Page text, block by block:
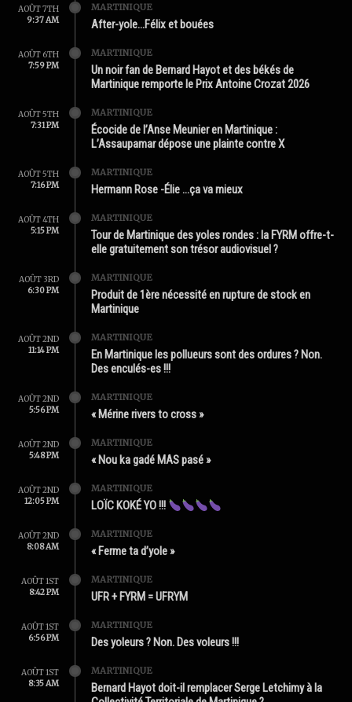
AOÛT 7TH
9:37 AM
MARTINIQUE
After-yole…Félix et bouées
AOÛT 6TH
7:59 PM
MARTINIQUE
Un noir fan de Bernard Hayot et des békés de
Martinique remporte le Prix Antoine Crozat 2026
AOÛT 5TH
7:31 PM
MARTINIQUE
Écocide de l’Anse Meunier en Martinique :
L’Assaupamar dépose une plainte contre X
AOÛT 5TH
7:16 PM
MARTINIQUE
Hermann Rose -Élie …ça va mieux
AOÛT 4TH
5:15 PM
MARTINIQUE
Tour de Martinique des yoles rondes : la FYRM offre-t-
elle gratuitement son trésor audiovisuel ?
AOÛT 3RD
6:30 PM
MARTINIQUE
Produit de 1ère nécessité en rupture de stock en
Martinique
AOÛT 2ND
11:14 PM
MARTINIQUE
En Martinique les pollueurs sont des ordures ? Non.
Des enculés-es !!!
AOÛT 2ND
5:56 PM
MARTINIQUE
« Mérine rivers to cross »
AOÛT 2ND
5:48 PM
MARTINIQUE
« Nou ka gadé MAS pasé »
AOÛT 2ND
12:05 PM
MARTINIQUE
LOÏC KOKÉ YO !!!
AOÛT 2ND
8:08 AM
MARTINIQUE
« Ferme ta d’yole »
AOÛT 1ST
8:42 PM
MARTINIQUE
UFR + FYRM = UFRYM
AOÛT 1ST
6:56 PM
MARTINIQUE
Des yoleurs ? Non. Des voleurs !!!
AOÛT 1ST
8:35 AM
MARTINIQUE
Bernard Hayot doit-il remplacer Serge Letchimy à la